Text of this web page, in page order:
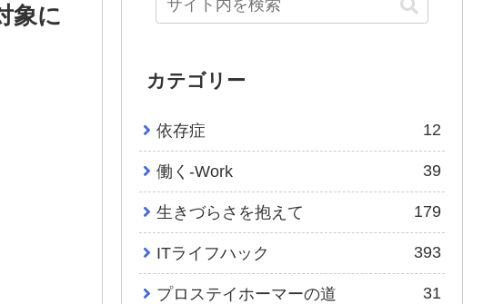
象に
カテゴリー
依存症 12
働く-Work 39
生きづらさを抱えて 179
ITライフハック 393
プロステイホーマーの道 31